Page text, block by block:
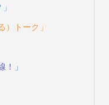
）トーク」
！」